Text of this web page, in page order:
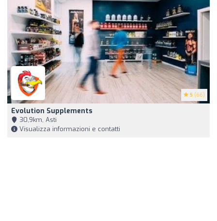
5 (66)
Evolution Supplements
30,9km, Asti
Visualizza informazioni e contatti